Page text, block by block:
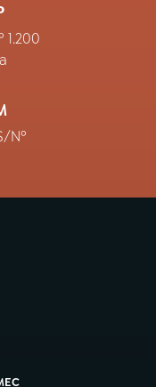
1.200
Nº